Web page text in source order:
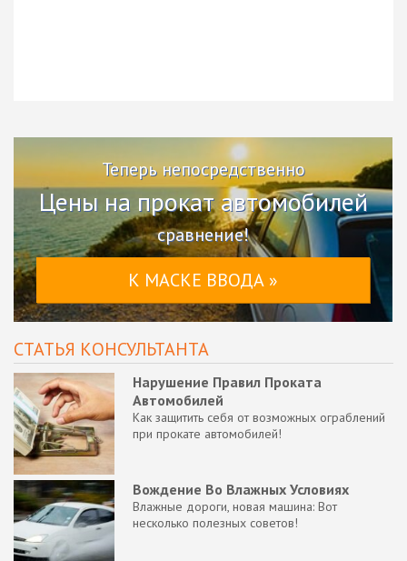
Теперь непосредственно
Цены на прокат автомобилей
сравнение!
К МАСКЕ ВВОДА »
СТАТЬЯ КОНСУЛЬТАНТА
Нарушение Правил Проката
Автомобилей
Как защитить себя от возможных ограблений
при прокате автомобилей!
Вождение Во Влажных Условиях
Влажные дороги, новая машина: Вот
несколько полезных советов!